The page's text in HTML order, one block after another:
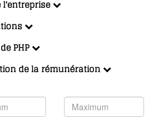
l'entreprise
PHP
de la rémunération